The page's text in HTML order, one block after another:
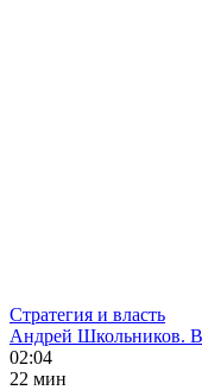
Стратегия и власть
Андрей Школьников. В
02:04
22 мин